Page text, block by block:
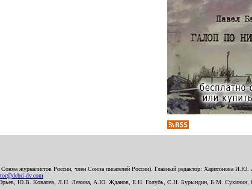
журналистов России, член Союза писателей России). Главный редактор: Харитонова И.Ю.
dv.com
Юрьев, Ю.В. Ковалев, Л.Н. Левина, А.Ю. Жданов, Е.Н. Голубь, С.Н. Бурындин, Б.М. Сухинин,